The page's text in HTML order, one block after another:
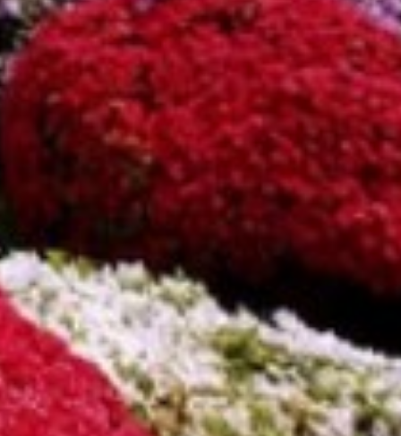
HOME
「旅」のご提案
特集｜Harvest Times
「特集」
デジタルブック
体験＆イベントガイド
イベント・ツアー
体験｜エクスペリエンス
スタッフブログ｜ただいま日和
SAVE HARVEST PROJECT
関東エリア
勝浦
箱根甲子園
天城高原
伊東
浜名湖
甲信エリア
山中湖マウント富士